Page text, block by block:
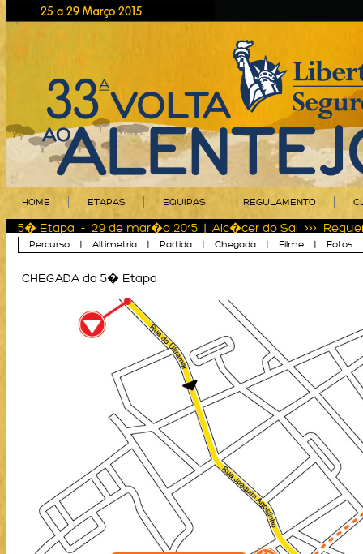
HOME ETAPAS EQUIPAS REGULAMENTO
5� Etapa - 29 de mar�o 2015 | Alc�cer do Sal >>>
Percurso | Altimetria | Partida | Chegada | Filme | Fotos
CHEGADA da 5� Etapa